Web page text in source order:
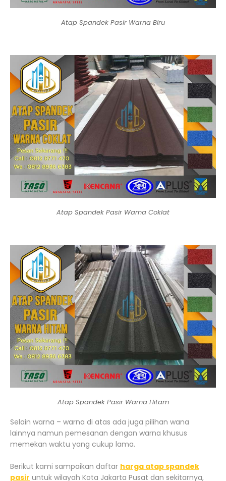
Atap Spandek Pasir Warna Biru
Atap Spandek Pasir Warna Coklat
Atap Spandek Pasir Warna Hitam
Selain warna – warna di atas ada juga pilihan wana
lainnya namun pemesanan dengan warna khusus
memekan waktu yang cukup lama.
Berikut kami sampaikan daftar harga atap spandek
pasir untuk wilayah Kota Jakarta Pusat dan sekitarnya,